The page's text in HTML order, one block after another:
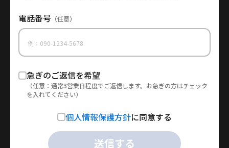
電話番号 （任意）
急ぎのご返信を希望
（任意：通常3営業日程度でご返信します。お急ぎの方はチェック
を入れてください）
個人情報保護方針に同意する
送信する